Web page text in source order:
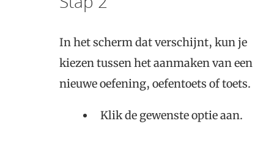
In het scherm dat verschijnt, kun je
kiezen tussen het aanmaken van een
nieuwe oefening, oefentoets of toets.
Klik de gewenste optie aan.